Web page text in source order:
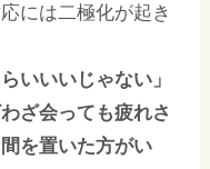
には二極化が起き
いいいじゃない」
ざ会っても疲れさ
を置いた方がい